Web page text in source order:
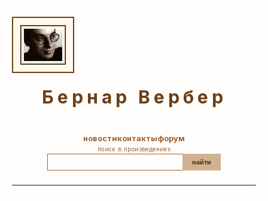
Бернар Вербер
новостиконтактыфорум
поиск в произведениях
найти